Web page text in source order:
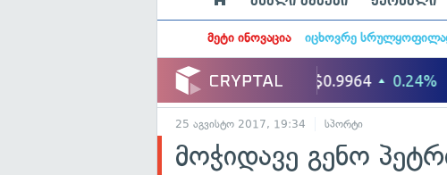
მეტი ინოვაცია იცხოვრე
25 აგვისტო 2017, 19:34 სპორტი
მოჭიდავე გენო